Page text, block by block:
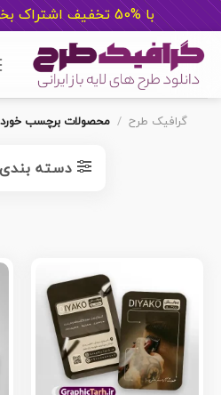
با %50 تخفیف اشتراک بخر
content
گرافیک طرح / محصولات برچسب
دسته